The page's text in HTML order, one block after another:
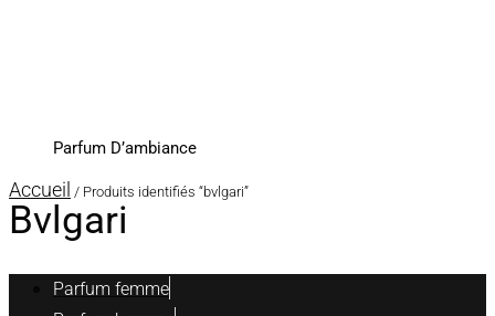
Parfum D’ambiance
Accueil / Produits identifiés “bvlgari”
Bvlgari
Parfum femme